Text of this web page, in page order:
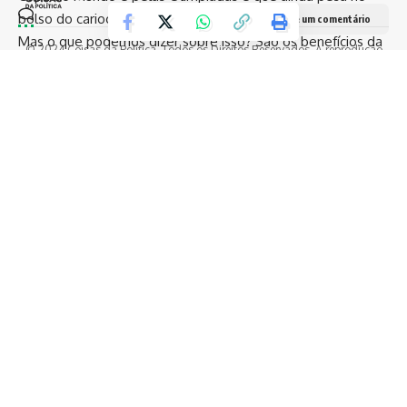
Deixe um comentário
bolso do carioca.
Mas o que podemos dizer sobre isso? São os benefícios da
© 2024 Coisas da Política. Todos os Direitos Reservados. A reprodução